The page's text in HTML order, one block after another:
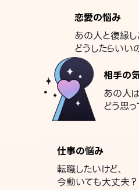
恋愛の悩み
あの人と復縁
どうしたらいい
相手の
あの人
どう思っ
仕事の悩み
転職したいけど、
今動いても大丈夫？